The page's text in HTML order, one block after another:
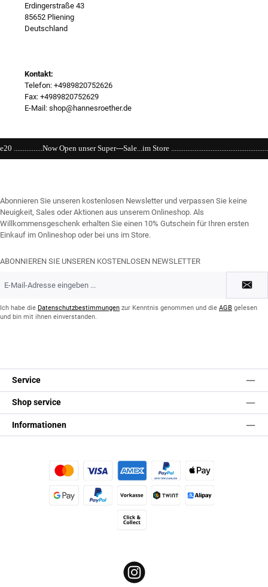
Erdingerstraße 43
85652 Pliening
Deutschland
Kontakt:
Telefon: +4989820752626
Fax: +4989820752629
E-Mail: shop@hannesroether.de
unser Super---Sale...im Store
Abonnieren Sie unseren kostenlosen Newsletter und verpassen Sie keine
Neuigkeit, Sales oder Aktionen aus unserem Onlineshop. Als
Willkommensgeschenk erhalten Sie einen 10% Gutschein für Ihren ersten
Einkauf im Onlineshop oder bei uns im Store.
ABONNIEREN SIE UNSEREN KOSTENLOSEN NEWSLETTER
Mail-
*Ich habe die Datenschutzbestimmungen zur Kenntnis genommen und die AGB gelesen
und bin mit ihnen einverstanden.
Service
Shop service
Informationen
Kredit- oder Debitkarte Später BezahlenApple Pay
Vorkasse
Instagram